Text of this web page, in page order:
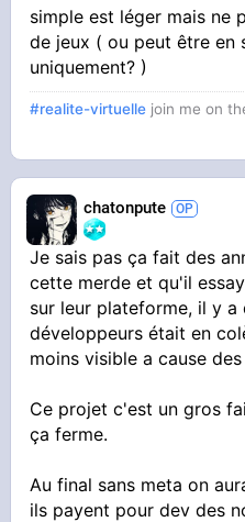
simple est léger mais ne
de jeux ( ou peut être en
uniquement? )
#realite-virtuelle join me on
chatonpute
Je sais pas ça fait des
cette merde et qu'il
sur leur plateforme, il y a
développeurs était en
moins visible a cause
Ce projet c'est un gros
ça ferme.
Au final sans meta on
ils payent pour dev des